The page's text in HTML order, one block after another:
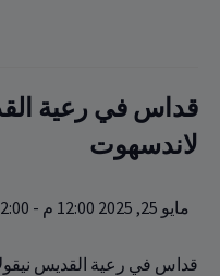
قداس في رعية
لاندسهوت
مايو 25, 2025 12:00 م - 2:00 م
قداس في رعية القديس